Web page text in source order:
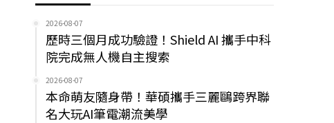
2026-08-07
歷時三個月成功驗證！Shield AI 攜手中科
院完成無人機自主搜索
2026-08-07
本命萌友隨身帶！華碩攜手三麗鷗跨界聯
名大玩AI筆電潮流美學